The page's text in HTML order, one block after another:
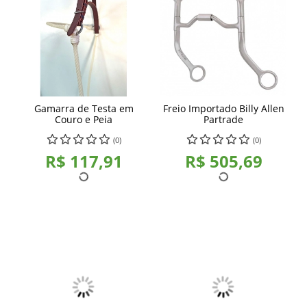
Gamarra de Testa em
Couro e Peia
(0)
R$ 117,91
Freio Importado Billy Allen
Partrade
(0)
R$ 505,69